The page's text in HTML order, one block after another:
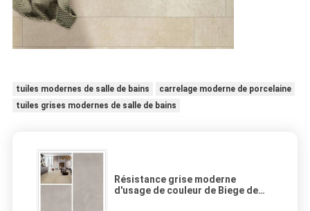
tuiles modernes de salle de bains
carrelage moderne de porcelaine
tuiles grises modernes de salle de bains
Résistance grise moderne
d'usage de couleur de Biege de